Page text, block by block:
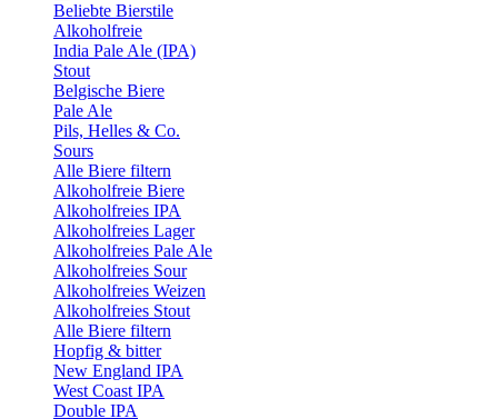
Beliebte Bierstile
Alkoholfreie
India Pale Ale (IPA)
Stout
Belgische Biere
Pale Ale
Pils, Helles & Co.
Sours
Alle Biere filtern
Alkoholfreie Biere
Alkoholfreies IPA
Alkoholfreies Lager
Alkoholfreies Pale Ale
Alkoholfreies Sour
Alkoholfreies Weizen
Alkoholfreies Stout
Alle Biere filtern
Hopfig & bitter
New England IPA
West Coast IPA
Double IPA